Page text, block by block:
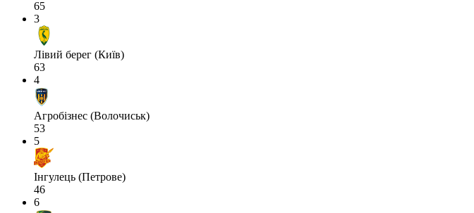
65
3
Лівий берег (Київ)
63
4
Агробізнес (Волочиськ)
53
5
Інгулець (Петрове)
46
6